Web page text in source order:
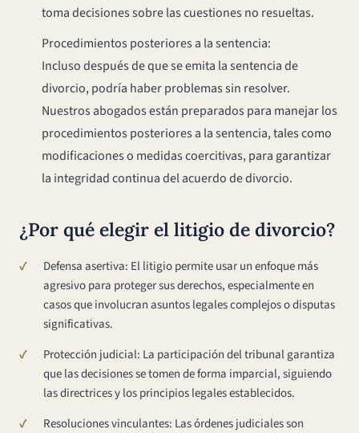
toma decisiones sobre las cuestiones no resueltas.
Procedimientos posteriores a la sentencia:
Incluso después de que se emita la sentencia de
divorcio, podría haber problemas sin resolver.
Nuestros abogados están preparados para manejar los
procedimientos posteriores a la sentencia, tales como
modificaciones o medidas coercitivas, para garantizar
la integridad continua del acuerdo de divorcio.
¿Por qué elegir el litigio de divorcio?
Defensa asertiva: El litigio permite usar un enfoque más
agresivo para proteger sus derechos, especialmente en
casos que involucran asuntos legales complejos o disputas
significativas.
Protección judicial: La participación del tribunal garantiza
que las decisiones se tomen de forma imparcial, siguiendo
las directrices y los principios legales establecidos.
Resoluciones vinculantes: Las órdenes judiciales son